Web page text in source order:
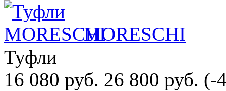
MORESCHI
Туфли
16 080 руб. 26 800 руб. (-